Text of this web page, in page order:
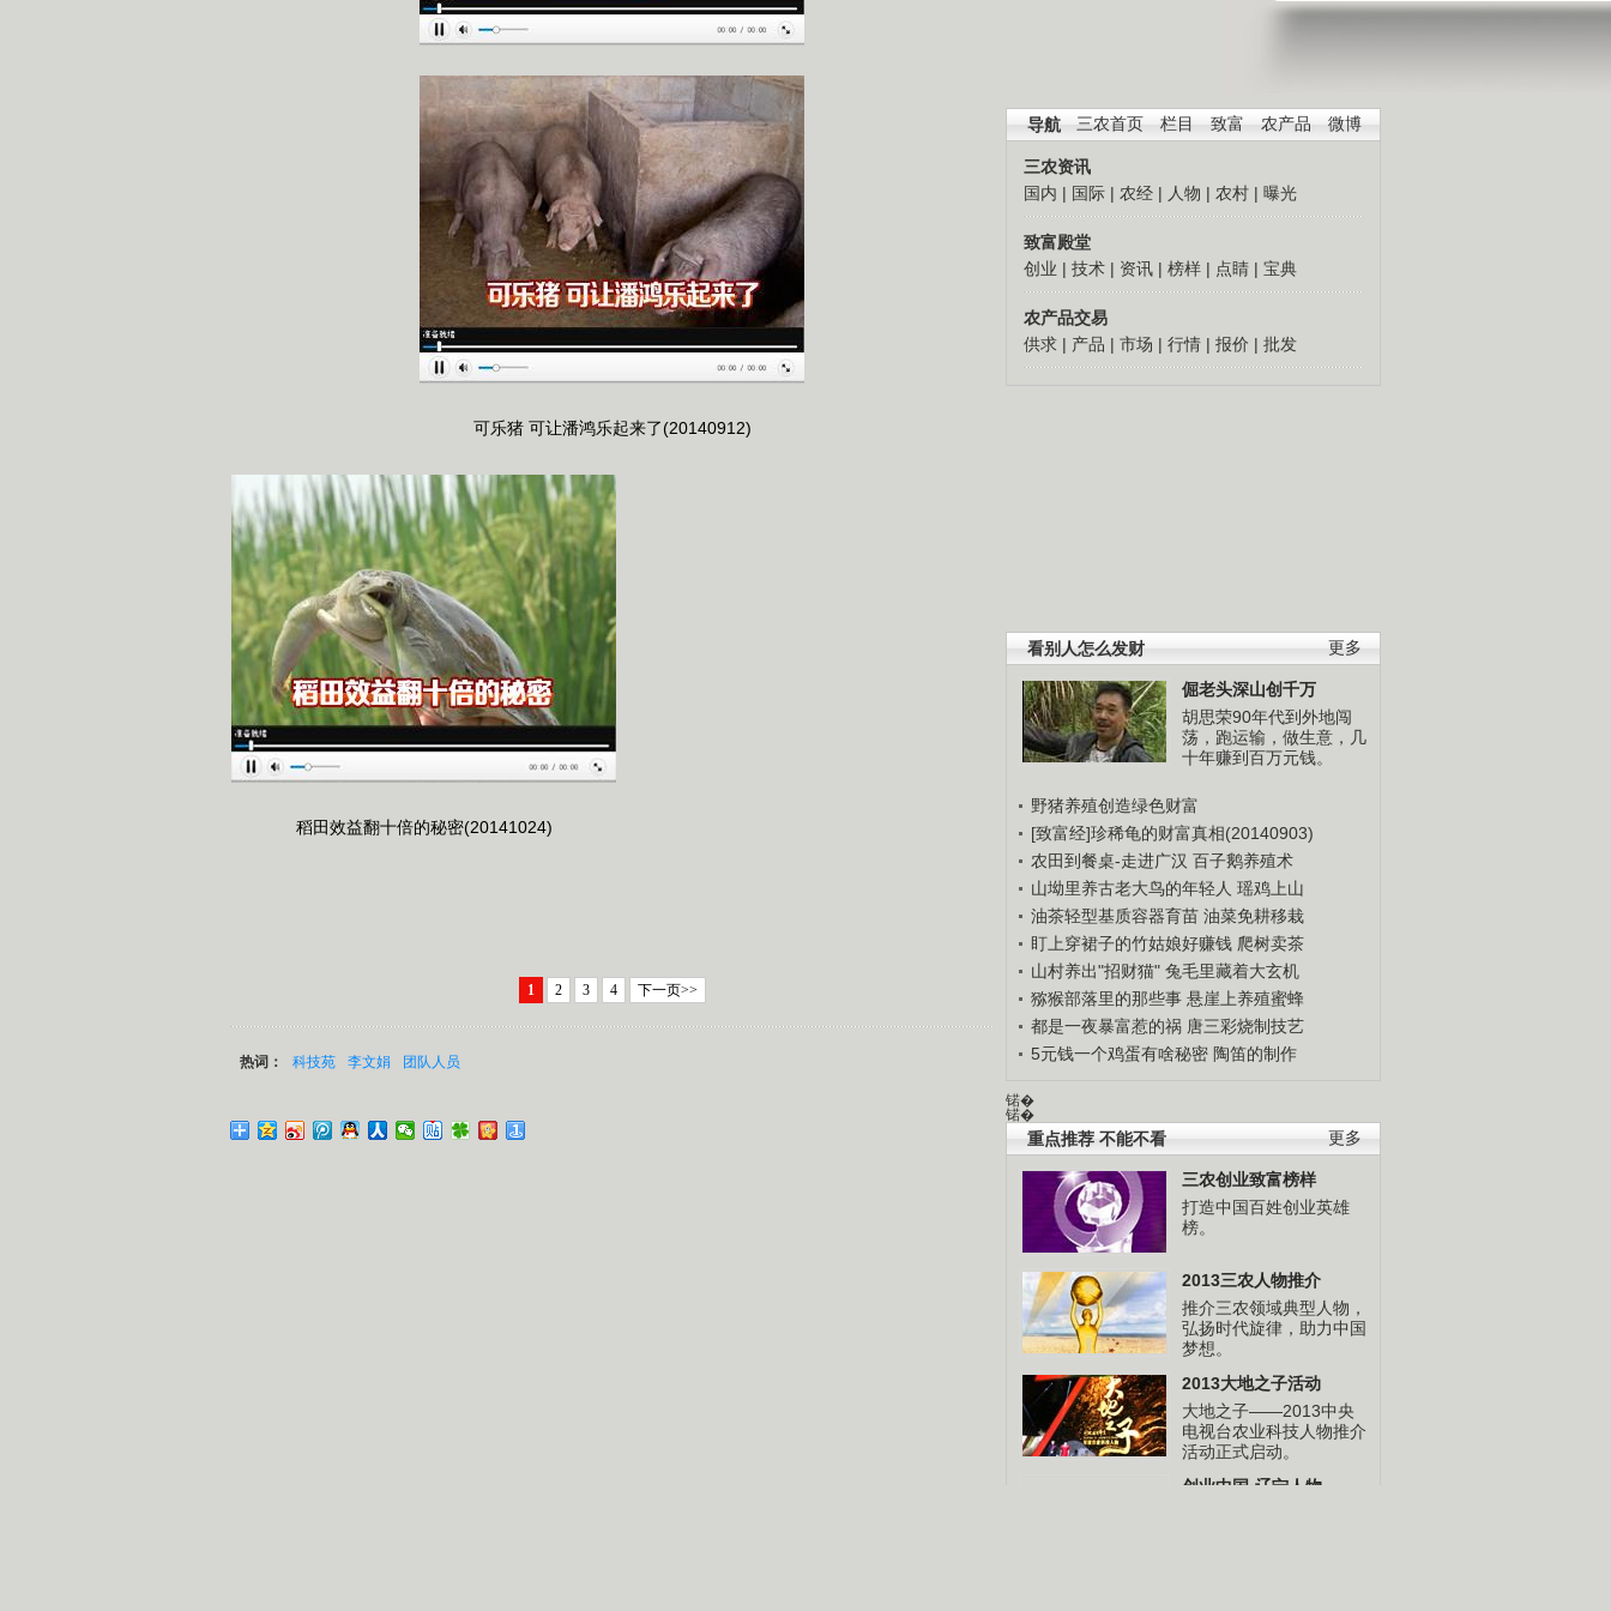
三农首页 栏目 致富 农产品 微博
导航
三农资讯
国内 | 国际 | 农经 | 人物 | 农村 | 曝光
致富殿堂
创业 | 技术 | 资讯 | 榜样 | 点睛 | 宝典
农产品交易
供求 | 产品 | 市场 | 行情 | 报价 | 批发
更多
看别人怎么发财
倔老头深山创千万
胡思荣90年代到外地闯
荡，跑运输，做生意，几
十年赚到百万元钱。
野猪养殖创造绿色财富
[致富经]珍稀龟的财富真相(20140903)
农田到餐桌-走进广汉 百子鹅养殖术
山坳里养古老大鸟的年轻人 瑶鸡上山
油茶轻型基质容器育苗 油菜免耕移栽
盯上穿裙子的竹姑娘好赚钱 爬树卖茶
山村养出"招财猫" 兔毛里藏着大玄机
猕猴部落里的那些事 悬崖上养殖蜜蜂
都是一夜暴富惹的祸 唐三彩烧制技艺
5元钱一个鸡蛋有啥秘密 陶笛的制作
锘�
锘�
更多
重点推荐 不能不看
三农创业致富榜样
打造中国百姓创业英雄
榜。
2013三农人物推介
推介三农领域典型人物，
弘扬时代旋律，助力中国
梦想。
2013大地之子活动
大地之子——2013中央
电视台农业科技人物推介
活动正式启动。
创业中国·辽宁人物
可乐猪 可让潘鸿乐起来了(20140912)
稻田效益翻十倍的秘密(20141024)
1 2 3 4 下一页>>
热词： 科技苑 李文娟 团队人员